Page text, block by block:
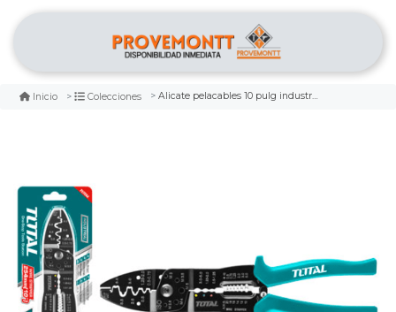
Inicio Colecciones Alicate pelacables 10 pulg industrial total